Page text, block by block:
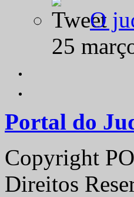
O
25
Portal do
Copyright
Direitos